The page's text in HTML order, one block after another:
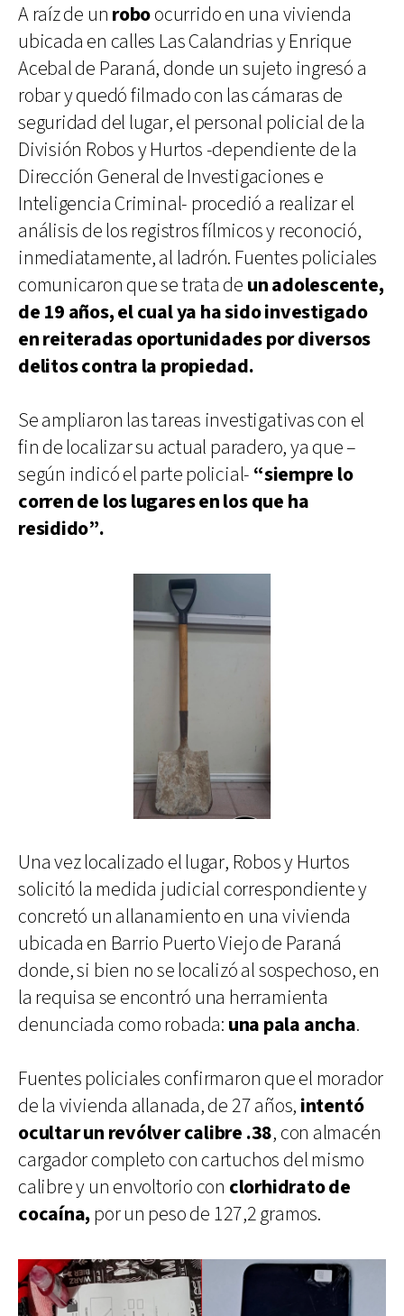
A raíz de un roboocurrido en una vivienda
ubicada en calles Las Calandrias y Enrique
Acebal de Paraná, donde un sujeto ingresó a
robar y quedó filmado con las cámaras de
seguridad del lugar, el personal policial de la
División Robos y Hurtos -dependiente de la
Dirección General de Investigaciones e
Inteligencia Criminal- procedió a realizar el
análisis de los registros fílmicos y reconoció,
inmediatamente, al ladrón. Fuentes policiales
comunicaron que se trata de un adolescente,
de 19 años, el cual ya ha sido investigado
en reiteradas oportunidades por diversos
delitos contra la propiedad.
Se ampliaron las tareas investigativas con el
fin de localizar su actual paradero, ya que –
según indicó el parte policial- “siempre lo
corren de los lugares en los que ha
residido”.
Una vez localizado el lugar, Robos y Hurtos
solicitó la medida judicial correspondiente y
concretó un allanamiento en una vivienda
ubicada en Barrio Puerto Viejo de Paraná
donde, si bien no se localizó al sospechoso, en
la requisa se encontró una herramienta
denunciada como robada: una pala ancha.
Fuentes policiales confirmaron que el morador
de la vivienda allanada, de 27 años, intentó
ocultar un revólver calibre .38, con almacén
cargador completo con cartuchos del mismo
calibre y un envoltorio con clorhidrato de
cocaína,por un peso de 127,2 gramos.